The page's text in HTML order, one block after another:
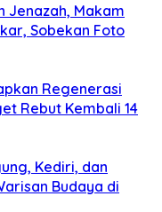
Jenazah, Makam
Sobekan Foto
Regenerasi
Rebut Kembali 14
Kediri, dan
Budaya di